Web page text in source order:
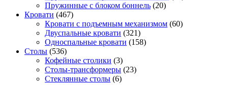
Пружинные с блоком боннель (20)
Кровати (467)
Кровати с подъемным механизмом (60)
Двуспальные кровати (321)
Односпальные кровати (158)
Столы (536)
Кофейные столики (3)
Столы-трансформеры (23)
Стеклянные столы (6)